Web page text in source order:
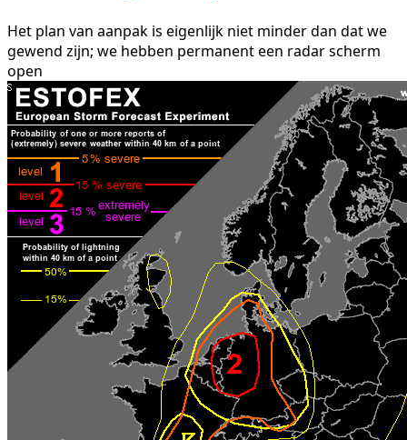
Het plan van aanpak is eigenlijk niet minder dan dat we
gewend zijn; we hebben permanent een radar scherm
open